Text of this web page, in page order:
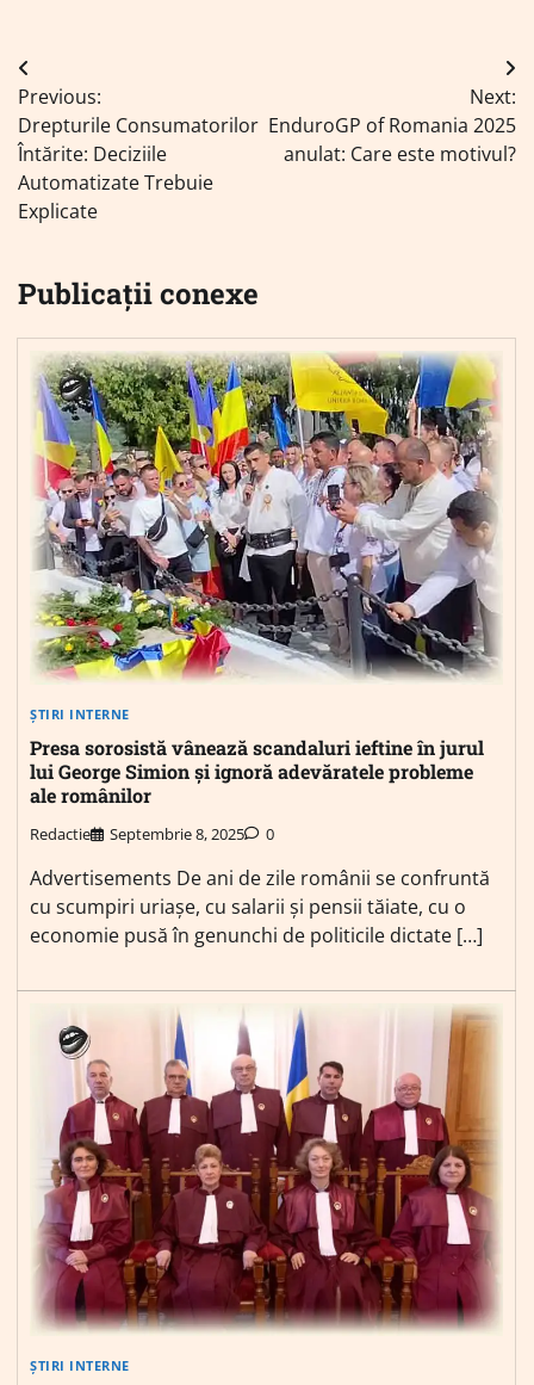
Navigare
în
articole
Previous:
Drepturile Consumatorilor
Întărite: Deciziile
Automatizate Trebuie
Explicate
Next:
EnduroGP of Romania 2025
anulat: Care este motivul?
Publicații conexe
ȘTIRI INTERNE
Presa sorosistă vânează scandaluri ieftine în jurul
lui George Simion și ignoră adevăratele probleme
ale românilor
Redactie Septembrie 8, 2025 0
Advertisements De ani de zile românii se confruntă
cu scumpiri uriașe, cu salarii și pensii tăiate, cu o
economie pusă în genunchi de politicile dictate […]
ȘTIRI INTERNE